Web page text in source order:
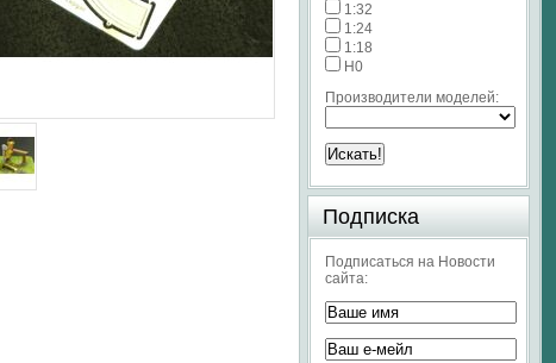
1:32
1:24
1:18
H0
Производители моделей:
Подписка
Подписаться на Новости
сайта: